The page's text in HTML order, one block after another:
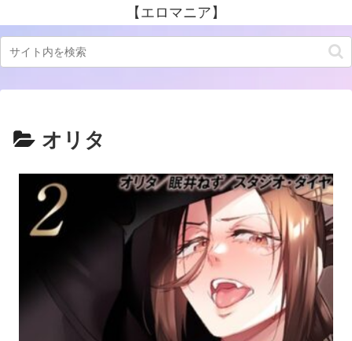
【エロマニア】
オリタ